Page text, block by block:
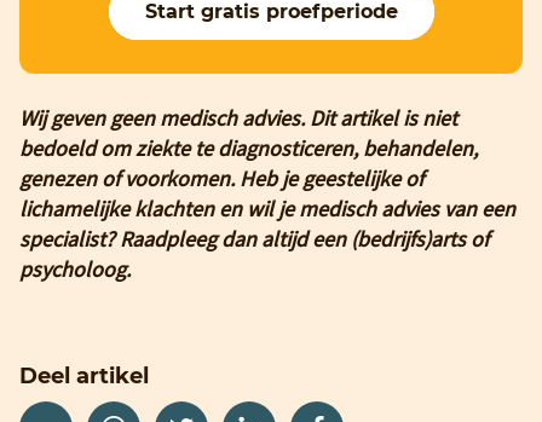
Start gratis proefperiode
Wij geven geen medisch advies. Dit artikel is niet
bedoeld om ziekte te diagnosticeren, behandelen,
genezen of voorkomen. Heb je geestelijke of
lichamelijke klachten en wil je medisch advies van een
specialist? Raadpleeg dan altijd een (bedrijfs)arts of
psycholoog.
Deel artikel